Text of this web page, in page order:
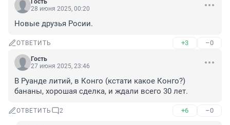
Гость
28 июня 2025, 00:20
Новые друзья Росии.
ОТВЕТИТЬ +3 –0
Гость
27 июня 2025, 23:46
В Руанде литий, в Конго (кстати какое Конго?)
бананы, хорошая сделка, и ждали всего 30 лет.
ОТВЕТИТЬ 2 +6 –0